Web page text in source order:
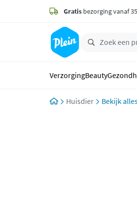
zoeken
hoofdinhoud
Gratis bezorging vanaf
VerzorgingBeauty
Huisdier